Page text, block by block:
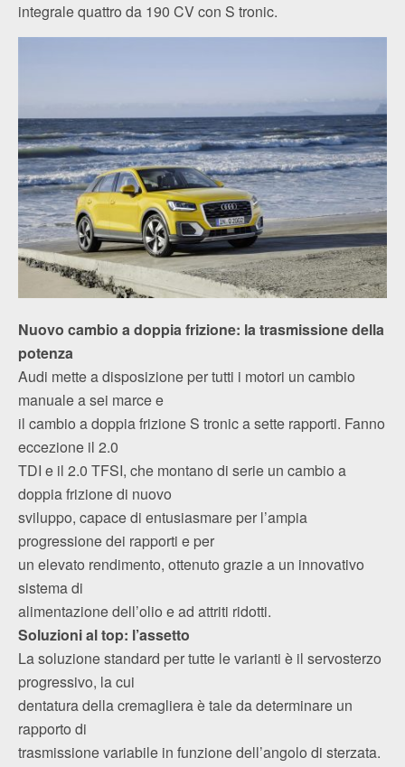
integrale quattro da 190 CV con S tronic.
Nuovo cambio a doppia frizione: la trasmissione della
potenza
Audi mette a disposizione per tutti i motori un cambio
manuale a sei marce e
il cambio a doppia frizione S tronic a sette rapporti. Fanno
eccezione il 2.0
TDI e il 2.0 TFSI, che montano di serie un cambio a
doppia frizione di nuovo
sviluppo, capace di entusiasmare per l’ampia
progressione dei rapporti e per
un elevato rendimento, ottenuto grazie a un innovativo
sistema di
alimentazione dell’olio e ad attriti ridotti.
Soluzioni al top: l’assetto
La soluzione standard per tutte le varianti è il servosterzo
progressivo, la cui
dentatura della cremagliera è tale da determinare un
rapporto di
trasmissione variabile in funzione dell’angolo di sterzata.